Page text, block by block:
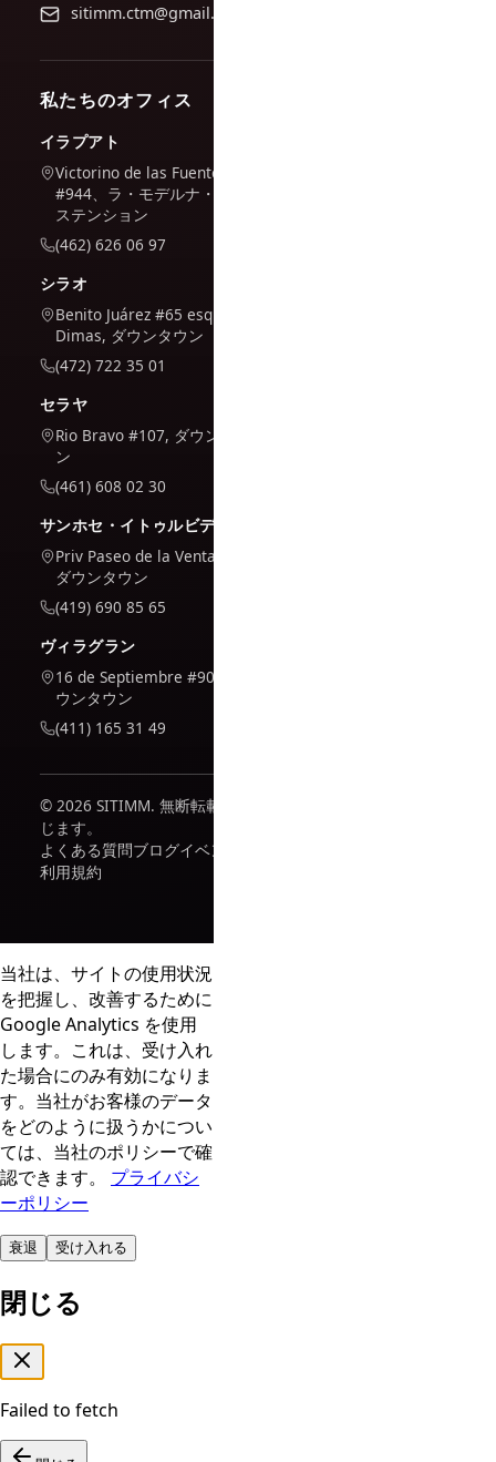
sitimm.ctm@gmail.com
私たちのオフィス
イラプアト
Victorino de las Fuentes
#944、ラ・モデルナ・エク
ステンション
(462) 626 06 97
シラオ
Benito Juárez #65 esq. San
Dimas, ダウンタウン
(472) 722 35 01
セラヤ
Rio Bravo #107, ダウンタウ
ン
(461) 608 02 30
サンホセ・イトゥルビデ
Priv Paseo de la Venta #7,
ダウンタウン
(419) 690 85 65
ヴィラグラン
16 de Septiembre #909, ダ
ウンタウン
(411) 165 31 49
© 2026 SITIMM. 無断転載を禁
じます。
よくある質問ブログイベント
利用規約
当社は、サイトの使用状況
を把握し、改善するために
Google Analytics を使用
します。これは、受け入れ
た場合にのみ有効になりま
す。当社がお客様のデータ
をどのように扱うかについ
ては、当社のポリシーで確
認できます。
プライバシ
ーポリシー
衰退 受け入れる
閉じる
Failed to fetch